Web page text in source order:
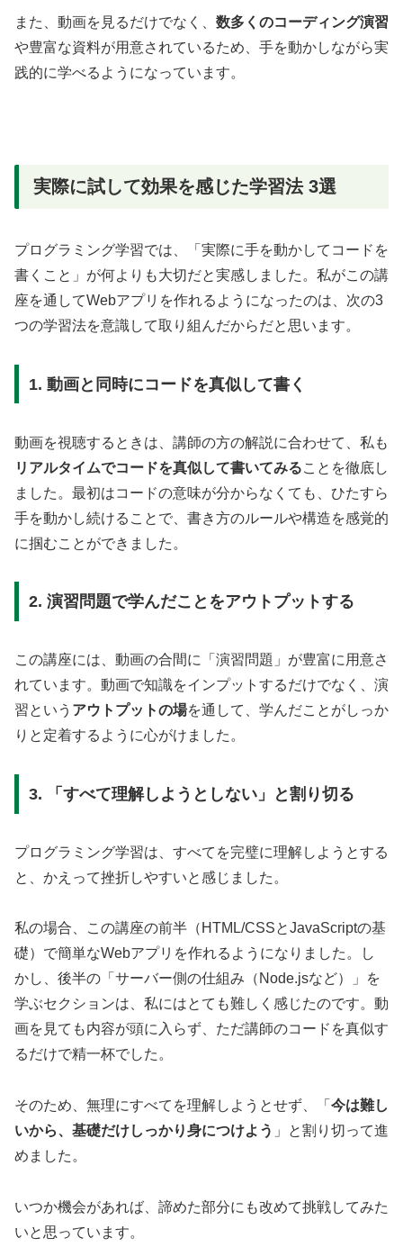
また、動画を見るだけでなく、 数多くのコーディング演習
や豊富な資料が用意されているため、手を動かしながら実
践的に学べるようになっています。
実際に試して効果を感じた学習法 3選
プログラミング学習では、「実際に手を動かしてコードを
書くこと」が何よりも大切だと実感しました。私がこの講
座を通してWebアプリを作れるようになったのは、次の3
つの学習法を意識して取り組んだからだと思います。
1. 動画と同時にコードを真似して書く
動画を視聴するときは、講師の方の解説に合わせて、私も
リアルタイムでコードを真似して書いてみることを徹底し
ました。最初はコードの意味が分からなくても、ひたすら
手を動かし続けることで、書き方のルールや構造を感覚的
に掴むことができました。
2. 演習問題で学んだことをアウトプットする
この講座には、動画の合間に「演習問題」が豊富に用意さ
れています。動画で知識をインプットするだけでなく、演
習という アウトプットの場を通して、学んだことがしっか
りと定着するように心がけました。
3. 「すべて理解しようとしない」と割り切る
プログラミング学習は、すべてを完璧に理解しようとする
と、かえって挫折しやすいと感じました。
私の場合、この講座の前半（HTML/CSSとJavaScriptの基
礎）で簡単なWebアプリを作れるようになりました。し
かし、後半の「サーバー側の仕組み（Node.jsなど）」を
学ぶセクションは、私にはとても難しく感じたのです。動
画を見ても内容が頭に入らず、ただ講師のコードを真似す
るだけで精一杯でした。
そのため、無理にすべてを理解しようとせず、「 今は難し
いから、基礎だけしっかり身につけよう 」と割り切って進
めました。
いつか機会があれば、諦めた部分にも改めて挑戦してみた
いと思っています。